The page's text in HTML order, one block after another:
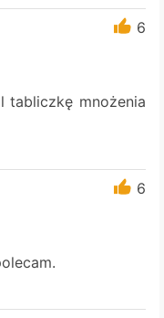
6
tabliczkę mnożenia
6